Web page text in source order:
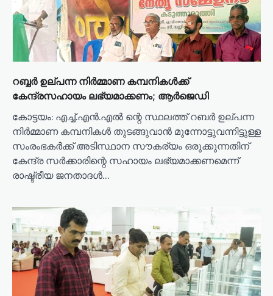
റബ്ബര്‍ ഉല്പന്ന നിര്‍മ്മാണ കമ്പനികള്‍ക്ക്
കേന്ദ്രസഹായം ലഭ്യമാക്കണം; ആര്‍ജെഡി
കോട്ടയം: എച്ച്.എന്‍.എല്‍ ന്റെ സ്ഥലത്ത് റബര്‍ ഉല്പന്ന
നിര്‍മ്മാണ കമ്പനികള്‍ തുടങ്ങുവാന്‍ മുന്നോട്ടുവന്നിട്ടുള്ള
സംരംഭകര്‍ക്ക് അടിസ്ഥാന സൗകര്യം ഒരുക്കുന്നതിന്
കേന്ദ്ര സര്‍ക്കാരിന്റെ സഹായം ലഭ്യമാക്കണമെന്ന്
രാഷ്ട്രീയ ജനതാദള്‍…